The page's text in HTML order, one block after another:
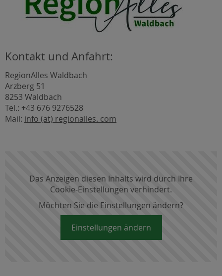
Kontakt und Anfahrt:
RegionAlles Waldbach
Arzberg 51
8253 Waldbach
Tel.: +43 676 9276528
Mail: info (at) regionalles. com
Das Anzeigen diesen Inhalts wird durch Ihre
Cookie-Einstellungen verhindert.
Möchten Sie die Einstellungen ändern?
Einstellungen ändern